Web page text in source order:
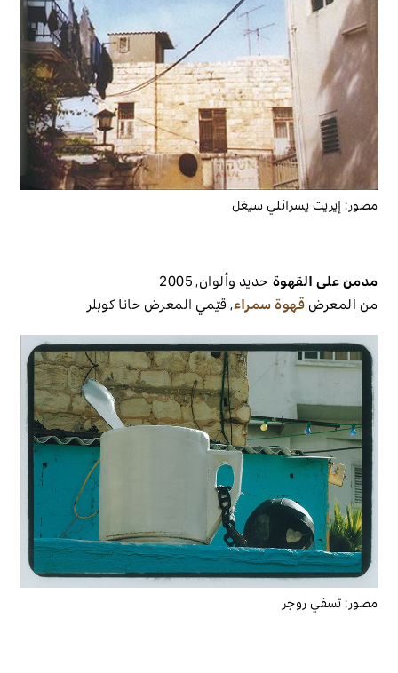
مصور:إيريت يسرائلي سيغل
مدمن على القهوةحديد وألوان,
2005
من المعرضقهوة سمراء,قيّمي المعرضحانا كوبلر
مصور:تسفي روجر